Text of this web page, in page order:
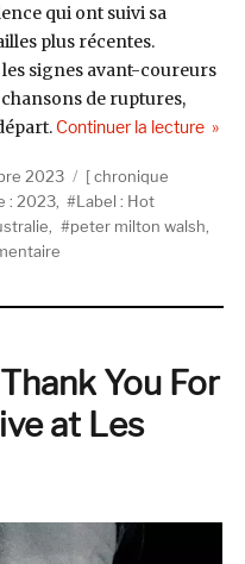
qui ont suivi sa
plus récentes.
signes avant-coureurs
de ruptures,
Continuer la lecturede «
2023 Catégories
chronique
: 2023,
Label : Hot
, peter milton walsh,
Records
/
Talitres)
You For
at Les